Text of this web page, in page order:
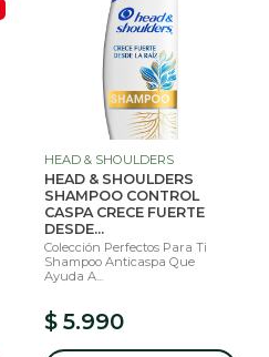
HEAD & SHOULDERS
HEAD & SHOULDERS
SHAMPOO CONTROL
CASPA CRECE FUERTE
DESDE...
Colección Perfectos Para Ti
Shampoo Anticaspa Que
Ayuda A...
$ 5.990